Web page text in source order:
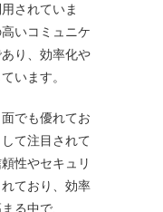
されていま
いコミュニケ
り、効率化や
います。
でも優れてお
て注目されて
性やセキュリ
ており、効率
る中で、